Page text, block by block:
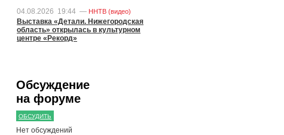
04.08.2026 19:44 — ННТВ (видео)
Выставка «Детали. Нижегородская
область» открылась в культурном
центре «Рекорд»
Обсуждение
на форуме
ОБСУДИТЬ
Нет обсуждений